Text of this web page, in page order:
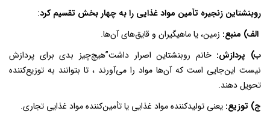
روبنشتاین زنجیره تأمین مواد غذایی را به چهار بخش تقسیم کرد:
الف) منبع: زمین، یا ماهیگیران و قایق‌های آن‌ها.
ب) پردازش: خانم روبنشتاین اصرار داشت”هیچ‌چیز بدی برای پردازش
نیست این‌جایی است که آن‌ها مواد را می‌آورند ، تا بتوانند به توزیع‌کننده
تحویل دهند.
ج) توزیع: یعنی تولیدکننده مواد غذایی یا تأمین‌کننده مواد غذایی تجاری.